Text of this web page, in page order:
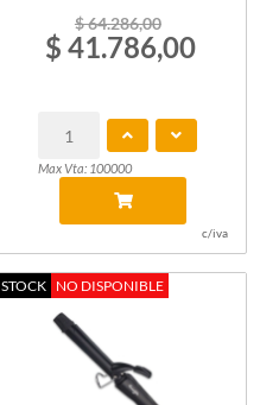
$ 64.286,00
$ 41.786,00
Max Vta: 100000
c/iva
STOCK NO DISPONIBLE